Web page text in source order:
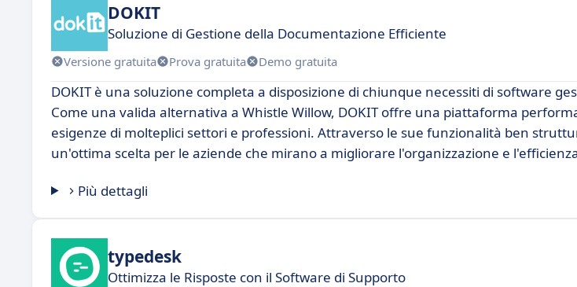
DOKIT
Soluzione di Gestione della Documentazione Efficiente
Versione gratuita Prova gratuita Demo gratuita
DOKIT è una soluzione completa a disposizione di chiunque necessiti di software
Come una valida alternativa a Whistle Willow, DOKIT offre una piattaforma
esigenze di molteplici settori e professioni. Attraverso le sue funzionalità ben
un'ottima scelta per le aziende che mirano a migliorare l'organizzazione e
Più dettagli
typedesk
Ottimizza le Risposte con il Software di Supporto